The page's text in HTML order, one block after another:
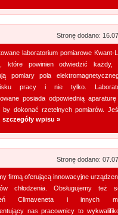
pasteryzacji i szereg innych
HYDRO-PLAN
Pozwolenie wodnoprawne
sytuacjach. Niedopełnienie
skutki prawne. Firma Hydro-
operaty wodnoprawne. Są
Akredytowane laboratorium
odwiedzić każdy, kogo
środowisku pracy i nie tylko.
Stronę dodano:
laboratorium pomiarowe Kwant-
które powinien odwiedzić każdy,
pomiary pola
pracy i nie tylko.
posiada odpowiednią
by dokonać rzetelnych pomiarów.
szczegóły wpisu »
Stronę dodano:
firmą oferującą innowacyjne
chłodzenia. Obsługujemy też
Climaveneta i innych
nas pracownicy to